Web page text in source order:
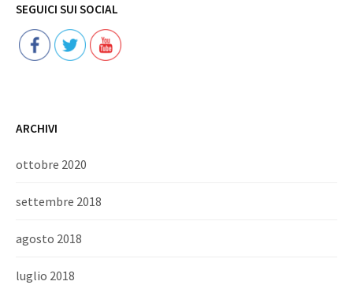
SEGUICI SUI SOCIAL
ARCHIVI
ottobre 2020
settembre 2018
agosto 2018
luglio 2018